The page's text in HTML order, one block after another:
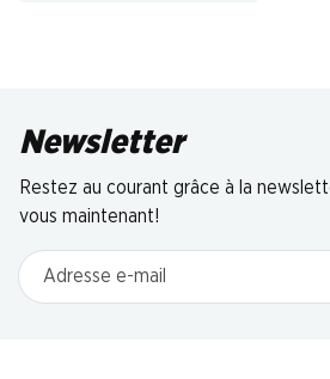
Newsletter
Restez au courant grâce à la
vous maintenant!
Adresse e-mail